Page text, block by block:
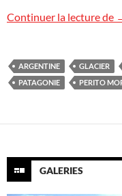
Continuer la lecture de
ARGENTINE GLACIER
PATAGONIE
PERITO
GALERIES